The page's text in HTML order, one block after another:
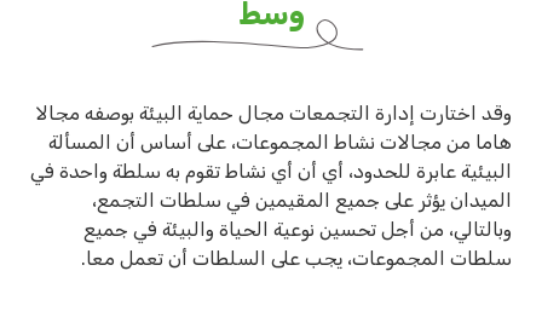
وسط
وقد اختارت إدارة التجمعات مجال حماية البيئة بوصفه مجالا
هاما من مجالات نشاط المجموعات، على أساس أن المسألة
البيئية عابرة للحدود، أي أن أي نشاط تقوم به سلطة واحدة في
الميدان يؤثر على جميع المقيمين في سلطات التجمع،
وبالتالي، من أجل تحسين نوعية الحياة والبيئة في جميع
سلطات المجموعات، يجب على السلطات أن تعمل معا.